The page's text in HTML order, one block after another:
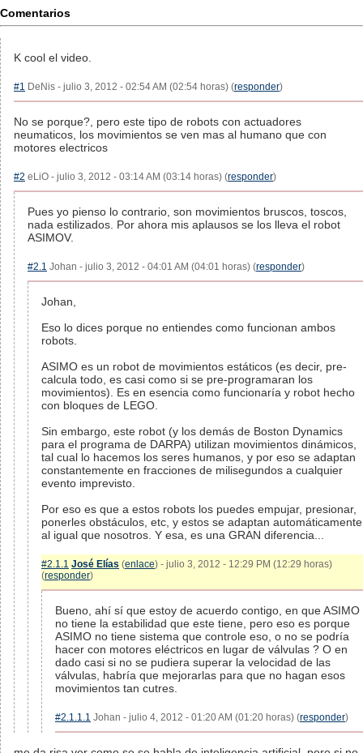
Comentarios
K cool el video.
#1 DeNis - julio 3, 2012 - 02:54 AM (02:54 horas) (responder)
No se porque?, pero este tipo de robots con actuadores
neumaticos, los movimientos se ven mas al humano que con
motores electricos
#2 eLiO - julio 3, 2012 - 03:14 AM (03:14 horas) (responder)
Pues yo pienso lo contrario, son movimientos bruscos, toscos,
nada estilizados. Por ahora mis aplausos se los lleva el robot
ASIMOV.
#2.1 Johan - julio 3, 2012 - 04:01 AM (04:01 horas) (responder)
Johan,
Eso lo dices porque no entiendes como funcionan ambos
robots.
ASIMO es un robot de movimientos estáticos (es decir, pre-
calcula todo, es casi como si se pre-programaran los
movimientos). Es en esencia como funcionaría y robot hecho
con bloques de LEGO.
Sin embargo, este robot (y los demás de Boston Dynamics
para el programa de DARPA) utilizan movimientos dinámicos,
tal cual lo hacemos los seres humanos, y por eso se adaptan
constantemente en fracciones de milisegundos a cualquier
evento imprevisto.
Por eso es que a estos robots los puedes empujar, presionar,
ponerles obstáculos, etc, y estos se adaptan automáticamente
al igual que nosotros. Y esa, es una GRAN diferencia...
#2.1.1 José Elías (enlace) - julio 3, 2012 - 12:29 PM (12:29 horas)
(responder)
Bueno, ahí sí que estoy de acuerdo contigo, en que ASIMO
no tiene la estabilidad que este tiene, pero eso es porque
ASIMO no tiene sistema que controle eso, o no se podría
hacer con motores eléctricos en lugar de válvulas ? O en
dado casi si no se pudiera superar la velocidad de las
válvulas, habría que mejorarlas para que no hagan esos
movimientos tan cutres.
#2.1.1.1 Johan - julio 4, 2012 - 01:20 AM (01:20 horas) (responder)